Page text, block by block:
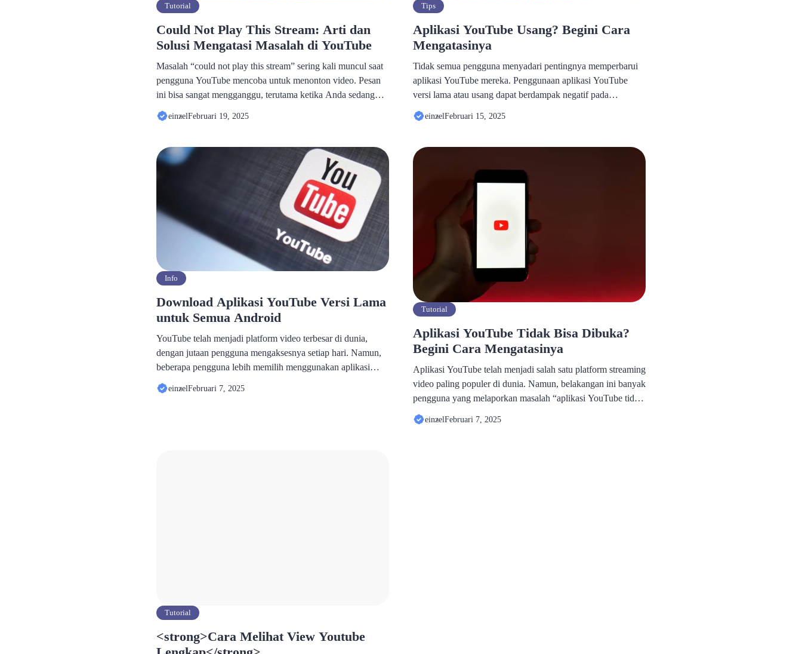
Tutorial
Could Not Play This Stream: Arti dan
Solusi Mengatasi Masalah di YouTube
Masalah “could not play this stream” sering kali muncul saat
pengguna YouTube mencoba untuk menonton video. Pesan
ini bisa sangat mengganggu, terutama ketika Anda sedang
menantikan konten yang menarik. Banyak pengguna yang
merasa frustrasi ketika mereka tidak dapat mengakses video
berbagai faktor, mulai dari masalah koneksi […]
einzelFebruari 19, 2025
Tips
Aplikasi YouTube Usang? Begini Cara
Mengatasinya
Tidak semua pengguna menyadari pentingnya memperbarui
aplikasi YouTube mereka. Penggunaan aplikasi YouTube
versi lama atau usang dapat berdampak negatif pada
pengalaman menonton dan keamanan pengguna. Aplikasi
YouTube yang tidak diperbarui sering kali kehilangan fitur-
kenyamanan dan interaksi pengguna. Selain itu, versi lama
menyebabkan […]
einzelFebruari 15, 2025
Info
Download Aplikasi YouTube Versi Lama
untuk Semua Android
YouTube telah menjadi platform video terbesar di dunia,
dengan jutaan pengguna mengaksesnya setiap hari. Namun,
beberapa pengguna lebih memilih menggunakan aplikasi
YouTube versi lama karena alasan tertentu, seperti
kompatibilitas dengan perangkat Android lawas atau
einzelFebruari 7, 2025
Tutorial
Aplikasi YouTube Tidak Bisa Dibuka?
Begini Cara Mengatasinya
Aplikasi YouTube telah menjadi salah satu platform streaming
video paling populer di dunia. Namun, belakangan ini banyak
pengguna yang melaporkan masalah “aplikasi YouTube tidak
bisa dibuka”. Masalah ini tentu sangat mengganggu, terutama
bagi mereka yang mengandalkan YouTube untuk hiburan,
einzelFebruari 7, 2025
Tutorial
<strong>Cara Melihat View Youtube